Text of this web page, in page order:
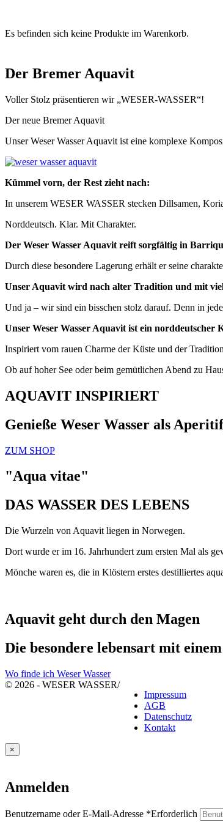
Es befinden sich keine Produkte im Warenkorb.
Der Bremer Aquavit
Voller Stolz präsentieren wir „WESER-WASSER“!
Der neue Bremer Aquavit
Unser Weser Wasser Aquavit ist eine komplexe
Kümmel vorn, der Rest zieht nach:
In unserem WESER WASSER stecken Dillsamen,
Norddeutsch. Klar. Mit Charakter.
Der Weser Wasser Aquavit reift sorgfältig in
Durch diese besondere Lagerung erhält er seine
Unser Aquavit wird nach alter Tradition und mit
Und ja – wir sind ein bisschen stolz darauf. Denn in
Unser Weser Wasser Aquavit ist ein norddeutscher
Inspiriert vom rauen Charme der Küste und der
Ob auf hoher See oder beim gemütlichen Abend zu
AQUAVIT INSPIRIERT
Genieße Weser Wasser als
ZUM SHOP
"Aqua vitae"
DAS WASSER DES LEBENS
Die Wurzeln von Aquavit liegen in Norwegen.
Dort wurde er im 16. Jahrhundert zum ersten Mal als
Mönche waren es, die in Klöstern erstes destilliertes
Aquavit geht durch den Magen
Die besondere lebensart mit
Wo finde ich Weser Wasser
© 2026 - WESER WASSER/
Impressum
AGB
Datenschutz
Kontakt
×
Anmelden
Benutzername oder E-Mail-Adresse *Erforderlich